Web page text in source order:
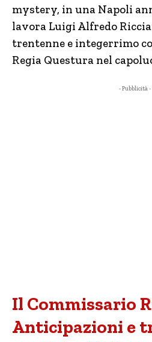
mystery, in una Napoli
lavora Luigi Alfredo
trentenne e integerrimo
Regia Questura nel
- Pubblicità -
Il Commissario
Anticipazioni e